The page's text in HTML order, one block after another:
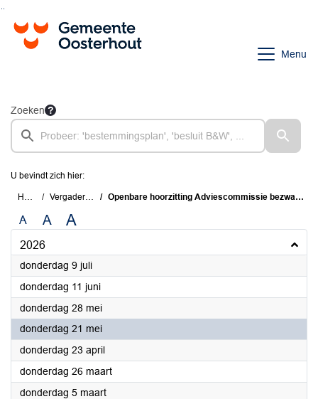
Menu
Zoeken
U bevindt zich hier:
Home Vergaderingen Openbare hoorzitting Adviescommissie bezwaarschriften Awb
A A A
2026
donderdag 9 juli2026
donderdag 11 juni2026
donderdag 28 mei2026
donderdag 21 mei2026
donderdag 23 april2026
donderdag 26 maart2026
donderdag 5 maart2026